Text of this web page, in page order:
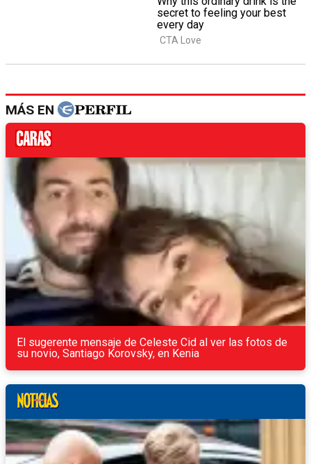
MÁS EN
El sugerente mensaje de Celeste Cid al ver las fotos de
su novio, Santiago Korovsky, en Kenia